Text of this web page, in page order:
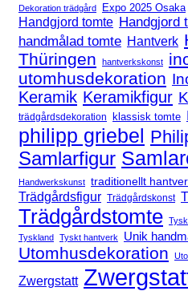
Dekoration trädgård Expo 2025 Osaka
Handgjord tomte Handgjord
handmålad tomte Hantverk
Thüringen
hantverkskonst
utomhusdekoration
Keramik Keramikfigur
trädgårdsdekoration klassisk tomte
philipp griebel
Samlarfigur
Handwerkskunst traditionellt
Trädgårdsfigur Trädgårdskonst
Trädgårdstomte
Tyskland Tyskt hantverk Unik
Utomhusdekoration
Zwergstatt